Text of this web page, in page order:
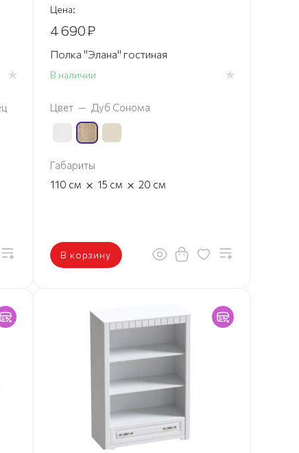
Цена:
4 690₽
Полка "Элана" гостиная
В наличии
Цвет — Дуб Сонома
Габариты
110 см × 15 см × 20 см
В корзину